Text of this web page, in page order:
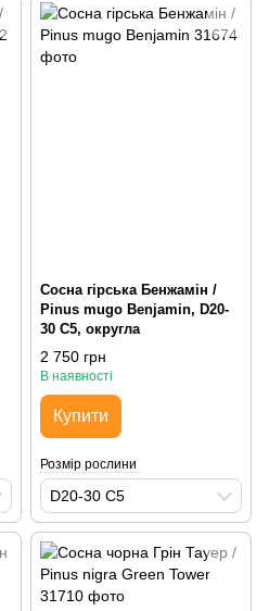
Сосна гірська Бенжамін /
Pinus mugo Benjamin, D20-
30 С5, округла
2 750 грн
В наявності
Купити
Розмір рослини
D20-30 С5